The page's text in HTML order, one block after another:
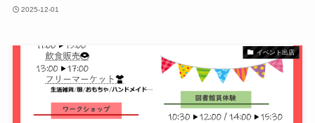
2025-12-01
イベント出店